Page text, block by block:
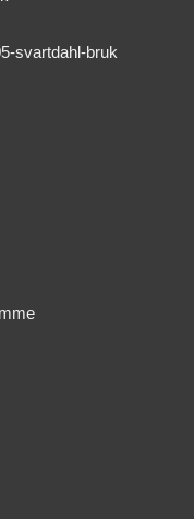
svartdahl-bruk